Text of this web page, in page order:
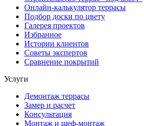
Онлайн-калькулятор террасы
Подбор доски по цвету
Галерея проектов
Избранное
Истории клиентов
Советы экспертов
Сравнение покрытий
Услуги
Демонтаж террасы
Замер и расчет
Консультация
Монтаж и шеф-монтаж